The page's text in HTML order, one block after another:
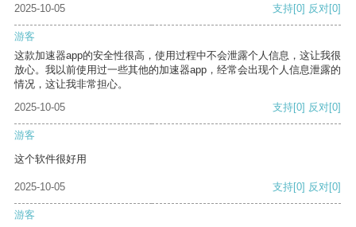
2025-10-05
支持[0] 反对[0]
游客
这款加速器app的安全性很高，使用过程中不会泄露个人信息，这让我很
放心。我以前使用过一些其他的加速器app，经常会出现个人信息泄露的
情况，这让我非常担心。
2025-10-05
支持[0] 反对[0]
游客
这个软件很好用
2025-10-05 支持[0] 反对[0]
游客